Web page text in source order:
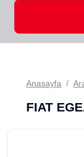
Anasayfa
FIAT